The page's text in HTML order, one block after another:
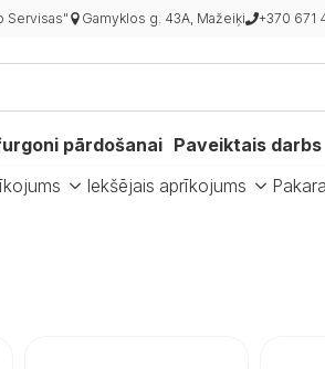
Servisas" Gamyklos g. 43A, Mažeiķi +370 671
pārdošanai Paveiktais darbs
Iekšējais aprīkojums